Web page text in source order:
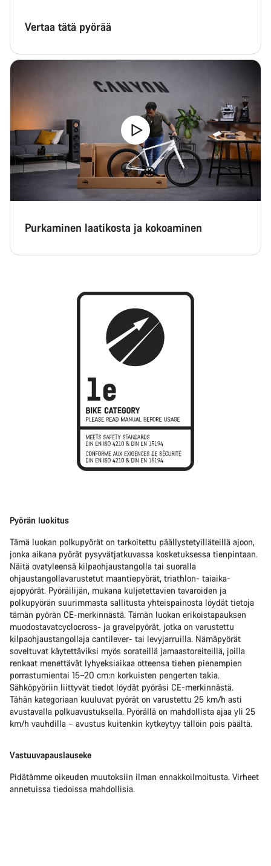
Vertaa tätä pyörää
Purkaminen laatikosta ja kokoaminen
Pyörän luokitus
Tämä luokan polkupyörät on tarkoitettu päällystetyilläteillä ajoon,
jonka aikana pyörät pysyvätjatkuvassa kosketuksessa tienpintaan.
Näitä ovatyleensä kilpaohjaustangolla tai suoralla
ohjaustangollavarustetut maantiepyörät, triathlon- taiaika-
ajopyörät. Pyöräilijän, mukana kuljetettavien tavaroiden ja
polkupyörän suurimmasta sallitusta yhteispainosta löydät tietoja
tämän pyörän CE-merkinnästä. Tämän luokan erikoistapauksen
muodostavatcyclocross- ja gravelpyörät, jotka on varustettu
kilpaohjaustangollaja cantilever- tai levyjarruilla. Nämäpyörät
soveltuvat käytettäviksi myös sorateillä jamaastoreiteillä, joilla
renkaat menettävät lyhyeksiaikaa otteensa tiehen pienempien
porrastumientai 15–20 cm:n korkuisten pengerten takia.
Sähköpyöriin liittyvät tiedot löydät pyöräsi CE-merkinnästä.
Tähän kategoriaan kuuluvat pyörät on varustettu 25 km/h asti
avustavalla polkuavustuksella. Pyörällä on mahdollista ajaa yli 25
km/h vauhdilla – avustus kuitenkin kytkeytyy tällöin pois päältä.
Vastuuvapauslauseke
Pidätämme oikeuden muutoksiin ilman ennakkoilmoitusta. Virheet
annetuissa tiedoissa mahdollisia.